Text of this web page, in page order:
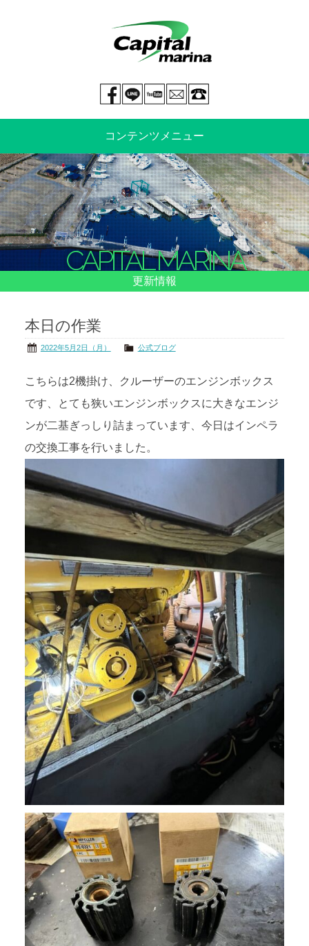
mail
You tube
LINE@
Facebook page
コンテンツメニュー
中古艇情報 新艇情報
船のご売却 整備・特殊艤装
船舶保険 マリーナ情報・料金表
茨城の海
会社概要 リンク
CAPITAL MARINA
更新情報
本日の作業
2022年5月2日（月） 公式ブログ
こちらは2機掛け、クルーザーのエンジンボックス
です、とても狭いエンジンボックスに大きなエンジ
ンが二基ぎっしり詰まっています、今日はインペラ
の交換工事を行いました。